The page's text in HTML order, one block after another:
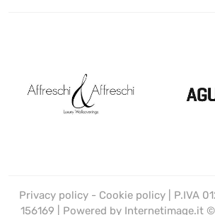
Privacy policy- Cookie policy| P.IVA
156169 | Powered by Internetimage.it